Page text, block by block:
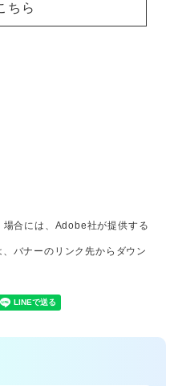
ちら
合には、Adobe社が提供する
バナーのリンク先からダウン